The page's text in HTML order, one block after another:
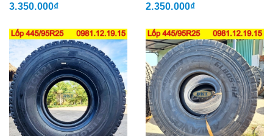
XE CẨU
3.350.000₫
MSVO1 BỐ THÉP LẮP XE
2.350.000₫